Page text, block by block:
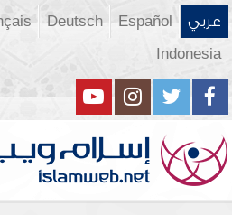
عربي Español
Deutsch
Indonesia